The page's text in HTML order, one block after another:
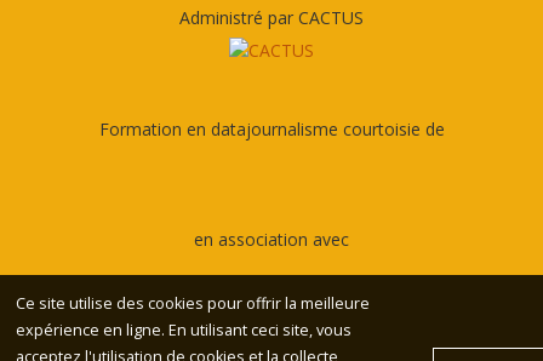
Administré par CACTUS
Formation en datajournalisme courtoisie de
en association avec
Ce site utilise des cookies pour offrir la meilleure
expérience en ligne. En utilisant ceci site, vous
acceptez l'utilisation de cookies et la collecte